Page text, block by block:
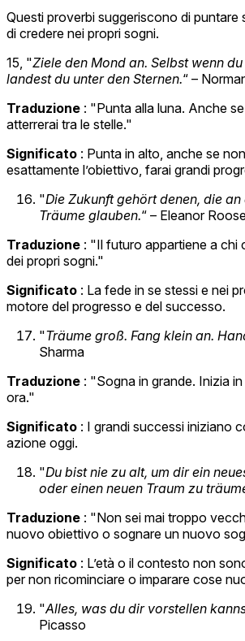
Questi proverbi suggeriscono di puntare
di credere nei propri sogni.
15, "Ziele den Mond an. Selbst wenn
landest du unter den Sternen.“ –
Traduzione : "Punta alla luna. Anche se
atterrerai tra le stelle."
Significato : Punta in alto, anche se
esattamente l’obiettivo, farai grandi
"Die Zukunft gehört denen, die
Träume glauben.“ – Eleanor
Traduzione : "Il futuro appartiene a chi
dei propri sogni."
Significato : La fede in se stessi e nei
motore del progresso e del successo.
"Träume groß. Fang klein an.
Sharma
Traduzione : "Sogna in grande. Inizia
ora."
Significato : I grandi successi iniziano
azione oggi.
"Du bist nie zu alt, um dir ein
oder einen neuen Traum zu
Traduzione : "Non sei mai troppo
nuovo obiettivo o sognare un nuovo
Significato : L’età o il contesto non
per non ricominciare o imparare cose
"Alles, was du dir vorstellen
Picasso